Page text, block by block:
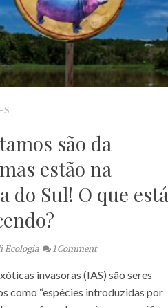
são da
estão na
do Sul! O que está
Ecologia 1 Comment
invasoras (IAS) são seres
como “espécies introduzidas por